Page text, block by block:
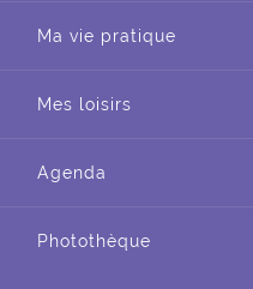
Ma vie pratique
Mes loisirs
Agenda
Photothèque